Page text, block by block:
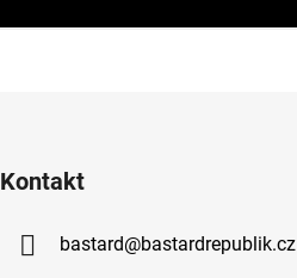
Kontakt
bastard@bastardrepublik.cz